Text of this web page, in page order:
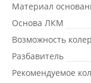
Материал
Основа ЛКМ
Возможность
Разбавитель
Рекомендуемое